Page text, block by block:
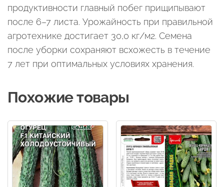
продуктивности главный побег прищипывают
после 6–7 листа. Урожайность при правильной
агротехнике достигает 30,0 кг/м2. Семена
после уборки сохраняют всхожесть в течение
7 лет при оптимальных условиях хранения.
Похожие товары